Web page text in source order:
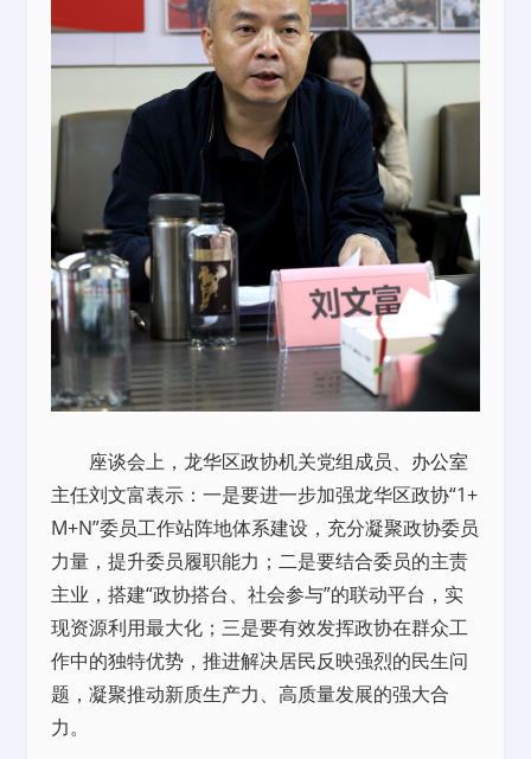
座谈会上，龙华区政协机关党组成员、 办公室
主任刘文富表示：一是要进一步加强龙华区政协“1+
M+N”委员工作站阵地体系建设，充分凝聚政协委员
力量，提升委员履职能力；二是要结合委员的主责
主业，搭建“政协搭台、社会参与”的联动平台，实
现资源利用最大化；三是要有效发挥政协在群众工
作中的独特优势，推进解决居民反映强烈的民生问
题，凝聚推动新质生产力、高质量发展的强大合
力。